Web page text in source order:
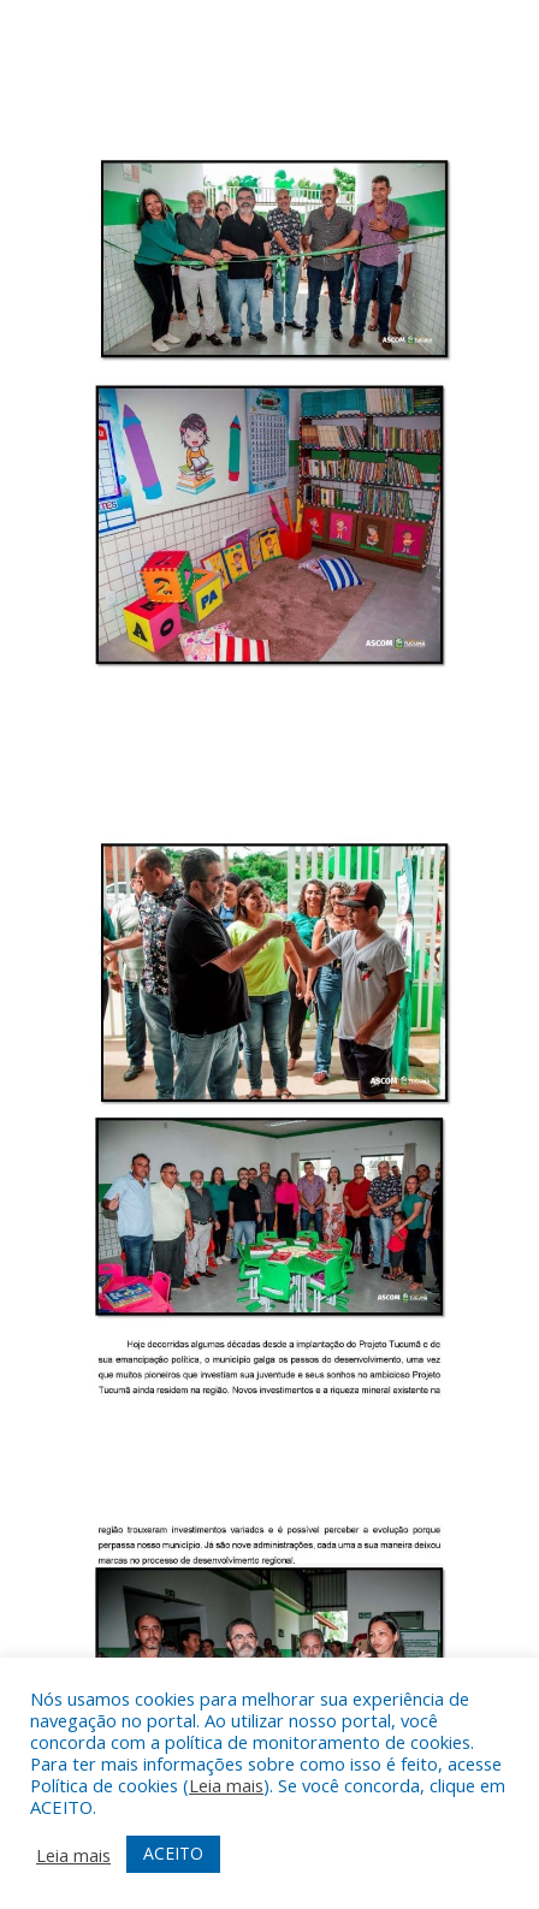
Nós usamos cookies para melhorar sua experiência de
navegação no portal. Ao utilizar nosso portal, você
concorda com a política de monitoramento de cookies.
Para ter mais informações sobre como isso é feito, acesse
Política de cookies (Leia mais). Se você concorda, clique em
ACEITO.
Leia mais
ACEITO